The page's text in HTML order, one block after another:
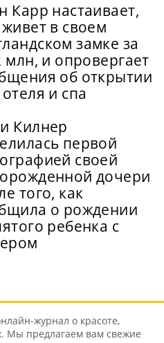
Карр настаивает,
в своем
замке за
млн, и опровергает
об открытии
и спа
Килнер
первой
своей
дочери
того, как
о рождении
ребенка с
журнал о красоте,
Мы предлагаем вам свежие